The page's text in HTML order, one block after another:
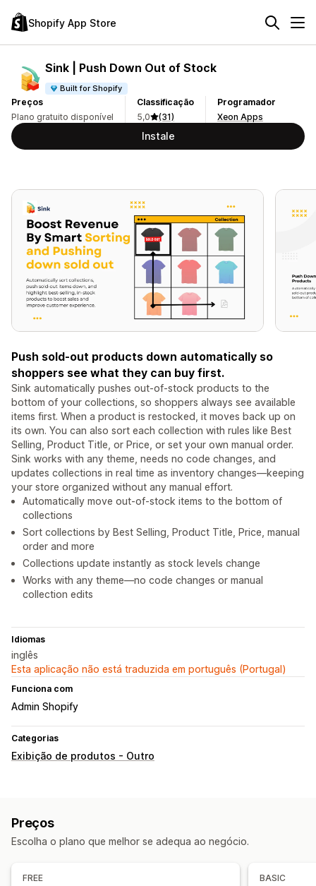
Shopify App Store
Sink | Push Down Out of Stock
Built for Shopify
Preços
Plano gratuito disponível
Classificação
5,0
(31)
Programador
Xeon Apps
Instale
Push sold-out products down automatically so
shoppers see what they can buy first.
Sink automatically pushes out-of-stock products to the
bottom of your collections, so shoppers always see available
items first. When a product is restocked, it moves back up on
its own. You can also sort each collection with rules like Best
Selling, Product Title, or Price, or set your own manual order.
Sink works with any theme, needs no code changes, and
updates collections in real time as inventory changes—keeping
your store organized without any manual effort.
Automatically move out-of-stock items to the bottom of
collections
Sort collections by Best Selling, Product Title, Price, manual
order and more
Collections update instantly as stock levels change
Works with any theme—no code changes or manual
collection edits
Idiomas
inglês
Esta aplicação não está traduzida em português (Portugal)
Funciona com
Admin Shopify
Categorias
Exibição de produtos - Outro
Preços
Escolha o plano que melhor se adequa ao negócio.
FREE BASIC